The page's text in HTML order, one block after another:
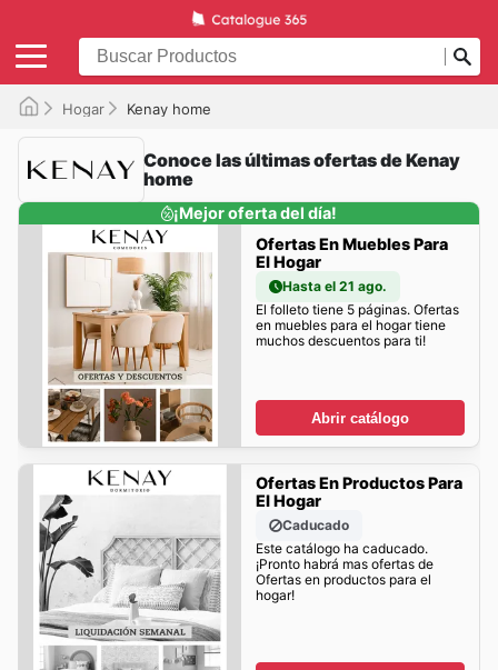
Hogar Kenay home
Conoce las últimas ofertas de Kenay
home
¡Mejor oferta del día!
Ofertas En Muebles Para
El Hogar
Hasta el 21 ago.
El folleto tiene 5 páginas. Ofertas
en muebles para el hogar tiene
muchos descuentos para ti!
Abrir catálogo
Ofertas En Productos Para
El Hogar
Caducado
Este catálogo ha caducado.
¡Pronto habrá mas ofertas de
Ofertas en productos para el
hogar!